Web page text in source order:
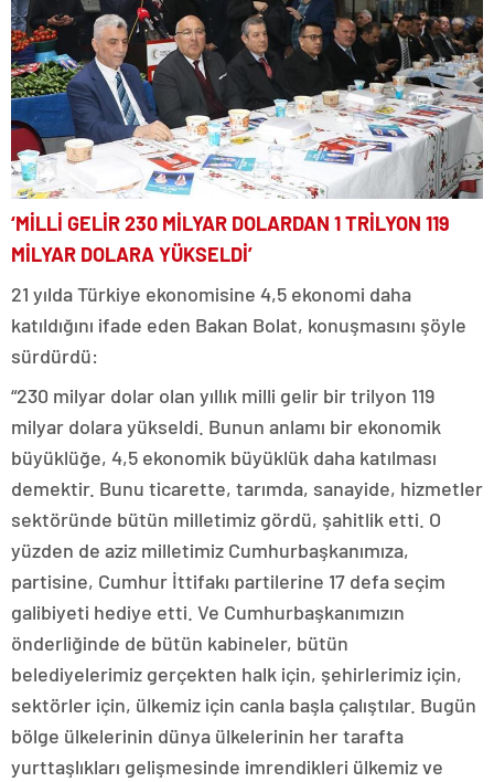
‘MİLLİ GELİR 230 MİLYAR DOLARDAN 1 TRİLYON 119
MİLYAR DOLARA YÜKSELDİ’
21 yılda Türkiye ekonomisine 4,5 ekonomi daha
katıldığını ifade eden Bakan Bolat, konuşmasını şöyle
sürdürdü:
“230 milyar dolar olan yıllık milli gelir bir trilyon 119
milyar dolara yükseldi. Bunun anlamı bir ekonomik
büyüklüğe, 4,5 ekonomik büyüklük daha katılması
demektir. Bunu ticarette, tarımda, sanayide, hizmetler
sektöründe bütün milletimiz gördü, şahitlik etti. O
yüzden de aziz milletimiz Cumhurbaşkanımıza,
partisine, Cumhur İttifakı partilerine 17 defa seçim
galibiyeti hediye etti. Ve Cumhurbaşkanımızın
önderliğinde de bütün kabineler, bütün
belediyelerimiz gerçekten halk için, şehirlerimiz için,
sektörler için, ülkemiz için canla başla çalıştılar. Bugün
bölge ülkelerinin dünya ülkelerinin her tarafta
yurttaşlıkları gelişmesinde imrendikleri ülkemiz ve